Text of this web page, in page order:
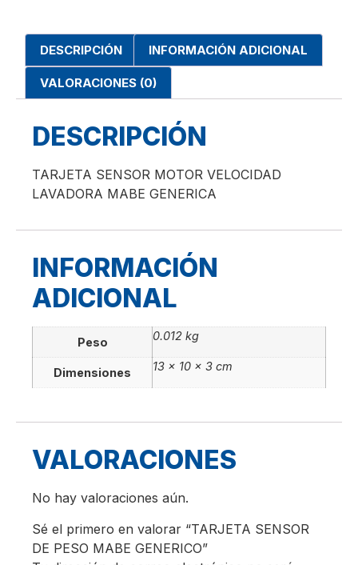
DESCRIPCIÓN INFORMACIÓN ADICIONAL
VALORACIONES (0)
DESCRIPCIÓN
TARJETA SENSOR MOTOR VELOCIDAD
LAVADORA MABE GENERICA
INFORMACIÓN
ADICIONAL
Peso 0.012 kg
Dimensiones 13 × 10 × 3 cm
VALORACIONES
No hay valoraciones aún.
Sé el primero en valorar “TARJETA SENSOR
DE PESO MABE GENERICO”